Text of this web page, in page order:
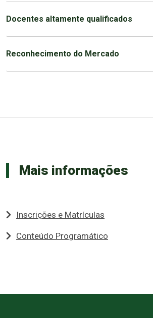
Docentes altamente qualificados
Reconhecimento do Mercado
Mais informações
Inscrições e Matrículas
Conteúdo Programático